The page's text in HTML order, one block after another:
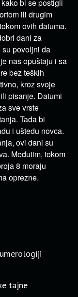
bi se postigli
ili drugim
ovih datuma.
dani za
povoljni da
nas opuštaju i sa
bez teških
kroz svoje
pisanje. Datumi
sve vrste
Tada bi
i uštedu novca.
ovi dani su
Međutim, tokom
8 moraju
oprezne.
tajne